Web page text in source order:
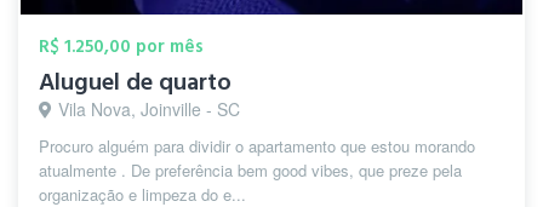
R$ 1.250,00 por mês
Aluguel de quarto
Vila Nova, Joinville - SC
Procuro alguém para dividir o apartamento que estou morando
atualmente . De preferência bem good vibes, que preze pela
organização e limpeza do e...